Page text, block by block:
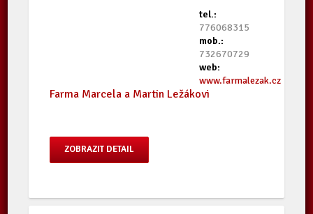
tel.:
776068315
mob.:
732670729
web:
www.farmalezak.cz
Farma Marcela a Martin Ležákovi
ZOBRAZIT DETAIL